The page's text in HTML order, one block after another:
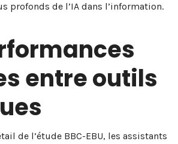
profonds de l’IA dans l’information.
entre outils
de l’étude BBC-EBU, les assistants